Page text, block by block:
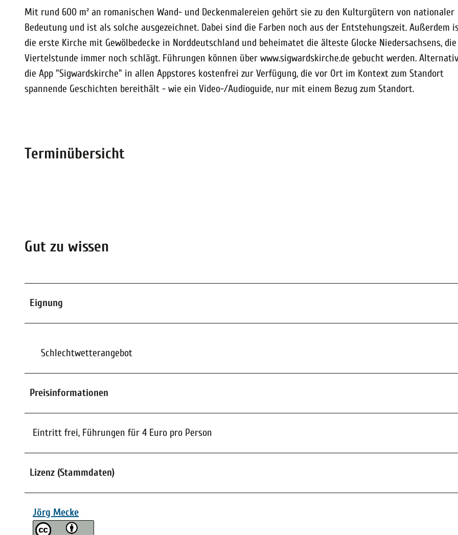
Mit rund 600 m² an romanischen Wand- und Deckenmalereien gehört sie zu den Kulturgütern von nationaler
Bedeutung und ist als solche ausgezeichnet. Dabei sind die Farben noch aus der Entstehungszeit. Außerdem
die erste Kirche mit Gewölbedecke in Norddeutschland und beheimatet die älteste Glocke Niedersachsens,
Viertelstunde immer noch schlägt. Führungen können über www.sigwardskirche.de gebucht werden.
die App "Sigwardskirche" in allen Appstores kostenfrei zur Verfügung, die vor Ort im Kontext zum Standort
spannende Geschichten bereithält - wie ein Video-/Audioguide, nur mit einem Bezug zum Standort.
Terminübersicht
Gut zu wissen
Eignung
Schlechtwetterangebot
Preisinformationen
Eintritt frei, Führungen für 4 Euro pro Person
Lizenz (Stammdaten)
Jörg Mecke